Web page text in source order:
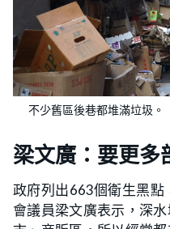
不少舊區後巷都堆滿垃圾。
梁文廣：要更多
政府列出663個衛生黑點
會議員梁文廣表示，深